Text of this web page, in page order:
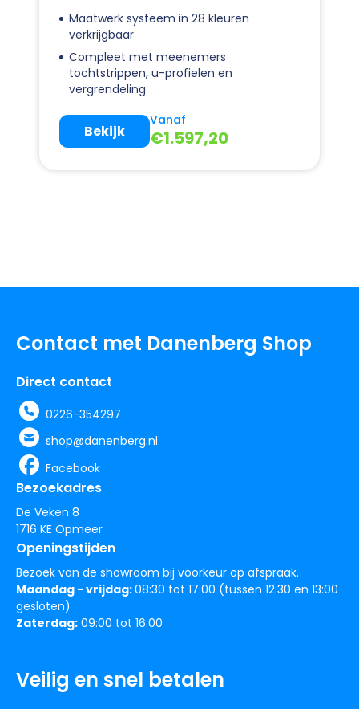
Maatwerk systeem in 28 kleuren
verkrijgbaar
Compleet met meenemers
tochtstrippen, u-profielen en
vergrendeling
Vanaf
€1.597,20
Bekijk
Contact met Danenberg Shop
Direct contact
0226-354297
shop@danenberg.nl
Facebook
Bezoekadres
De Veken 8
1716 KE Opmeer
Openingstijden
Bezoek van de showroom bij voorkeur op afspraak.
Maandag - vrijdag:08:30 tot 17:00 (tussen 12:30 en 13:00
gesloten)
Zaterdag: 09:00 tot 16:00
Veilig en snel betalen